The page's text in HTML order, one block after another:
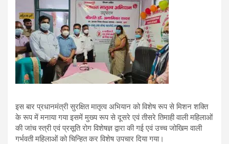
इस बार प्रधानमंत्री सुरक्षित मातृत्व अभियान को विशेष रूप से मिशन शक्ति
के रूप में मनाया गया इसमें मुख्य रूप से दूसरे एवं तीसरे तिमाही वाली महिलाओं
की जांच स्त्री एवं प्रसूति रोग विशेषज्ञ द्वारा की गई एवं उच्च जोखिम वाली
गर्भवती महिलाओं को चिन्हित कर विशेष उपचार दिया गया।